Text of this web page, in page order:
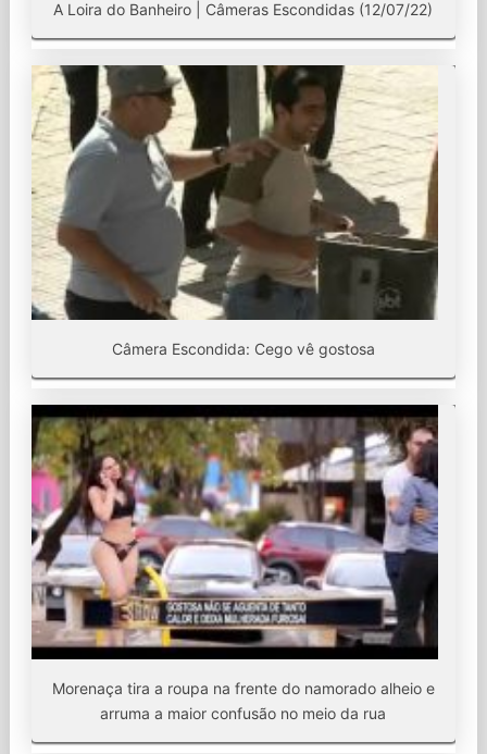
A Loira do Banheiro | Câmeras Escondidas (12/07/22)
Câmera Escondida: Cego vê gostosa
Morenaça tira a roupa na frente do namorado alheio e
arruma a maior confusão no meio da rua